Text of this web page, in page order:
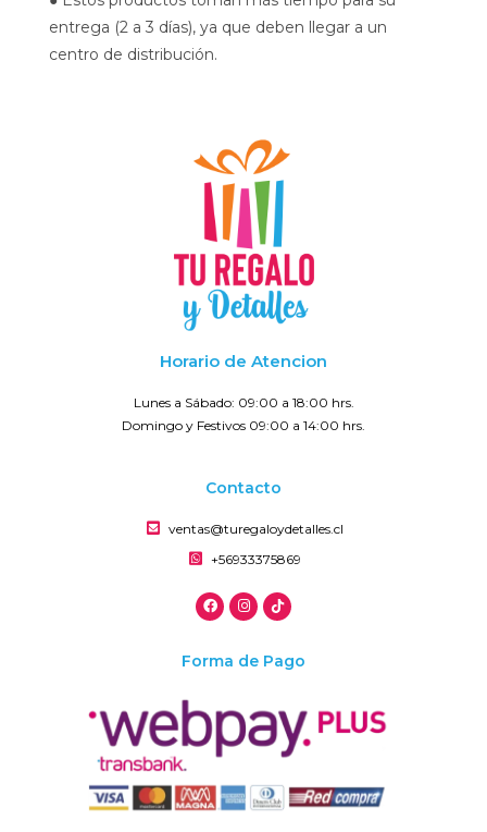
entrega (2 a 3 días), ya que deben llegar a un
centro de distribución.
Horario de Atencion
Lunes a Sábado: 09:00 a 18:00 hrs.
Domingo y Festivos 09:00 a 14:00 hrs.
Contacto
ventas@turegaloydetalles.cl
+56933375869
Forma de Pago